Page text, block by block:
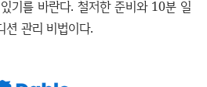
기를 바란다. 철저한 준비와 10분 일
션 관리 비법이다.